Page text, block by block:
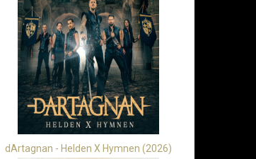
dArtagnan - Helden X Hymnen (2026)